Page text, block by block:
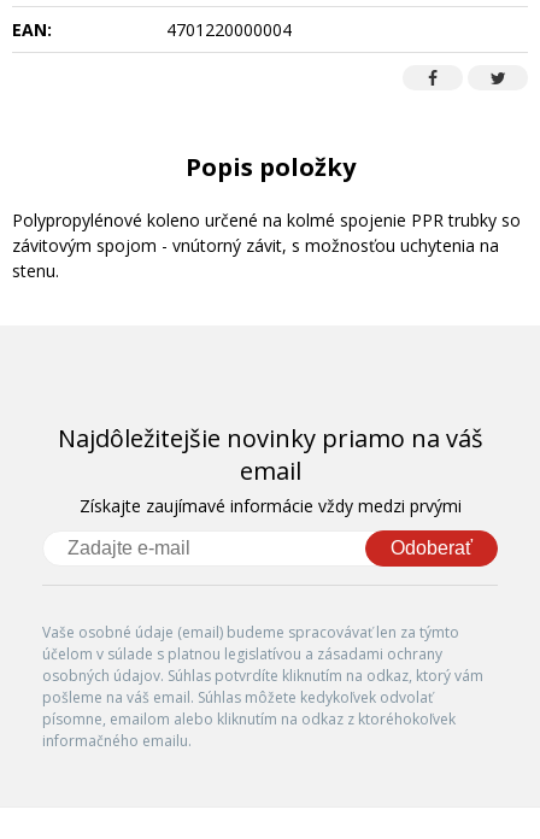
EAN:
4701220000004
Popis položky
Polypropylénové koleno určené na kolmé spojenie PPR trubky so
závitovým spojom - vnútorný závit, s možnosťou uchytenia na
stenu.
Najdôležitejšie novinky priamo na váš
email
Získajte zaujímavé informácie vždy medzi prvými
Odoberať
Vaše osobné údaje (email) budeme spracovávať len za týmto
účelom v súlade s platnou legislatívou a zásadami ochrany
osobných údajov. Súhlas potvrdíte kliknutím na odkaz, ktorý vám
pošleme na váš email. Súhlas môžete kedykoľvek odvolať
písomne, emailom alebo kliknutím na odkaz z ktoréhokoľvek
informačného emailu.